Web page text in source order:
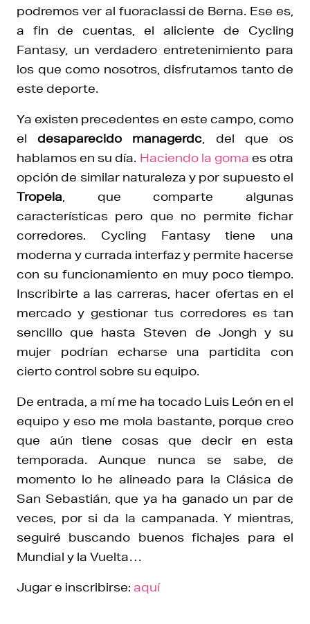
podremos ver al fuoraclassi de Berna. Ese es,
a fin de cuentas, el aliciente de Cycling
Fantasy, un verdadero entretenimiento para
los que como nosotros, disfrutamos tanto de
este deporte.
Ya existen precedentes en este campo, como
eldesaparecido managerdc , del que os
hablamos en su día. Haciendo la goma es otra
opción de similar naturaleza y por supuesto el
Tropela , que comparte algunas
características pero que no permite fichar
corredores. Cycling Fantasy tiene una
moderna y currada interfaz y permite hacerse
con su funcionamiento en muy poco tiempo.
Inscribirte a las carreras, hacer ofertas en el
mercado y gestionar tus corredores es tan
sencillo que hasta Steven de Jongh y su
mujer podrían echarse una partidita con
cierto control sobre su equipo.
De entrada, a mí me ha tocado Luis León en el
equipo y eso me mola bastante, porque creo
que aún tiene cosas que decir en esta
temporada. Aunque nunca se sabe, de
momento lo he alineado para la Clásica de
San Sebastián, que ya ha ganado un par de
veces, por si da la campanada. Y mientras,
seguiré buscando buenos fichajes para el
Mundial y la Vuelta…
Jugar e inscribirse: aquí